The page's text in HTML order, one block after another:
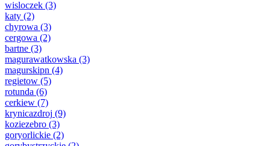
wisloczek (3)
katy (2)
chyrowa (3)
cergowa (2)
bartne (3)
magurawatkowska (3)
magurskipn (4)
regietow (5)
rotunda (6)
cerkiew (7)
krynicazdroj (9)
koziezebro (3)
goryorlickie (2)